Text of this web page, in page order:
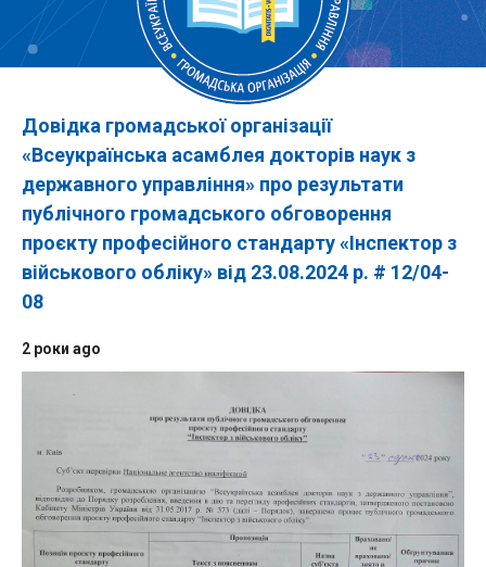
Довідка громадської організації
«Всеукраїнська асамблея докторів наук з
державного управління» про результати
публічного громадського обговорення
проєкту професійного стандарту «Інспектор з
військового обліку» від 23.08.2024 р. # 12/04-
08
2 роки ago